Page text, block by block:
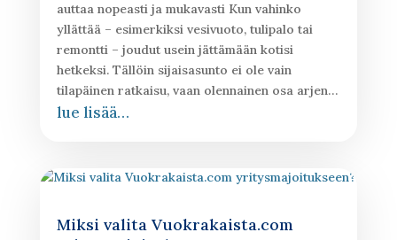
auttaa nopeasti ja mukavasti Kun vahinko
yllättää – esimerkiksi vesivuoto, tulipalo tai
remontti – joudut usein jättämään kotisi
hetkeksi. Tällöin sijaisasunto ei ole vain
tilapäinen ratkaisu, vaan olennainen osa arjen…
lue lisää…
Miksi valita Vuokrakaista.com